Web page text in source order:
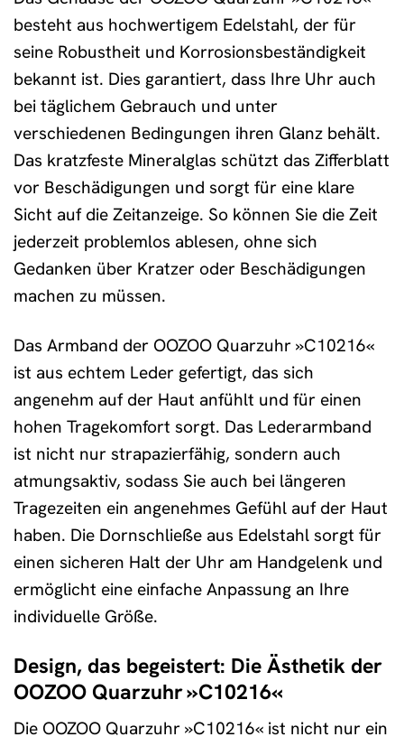
besteht aus hochwertigem Edelstahl, der für
seine Robustheit und Korrosionsbeständigkeit
bekannt ist. Dies garantiert, dass Ihre Uhr auch
bei täglichem Gebrauch und unter
verschiedenen Bedingungen ihren Glanz behält.
Das kratzfeste Mineralglas schützt das Zifferblatt
vor Beschädigungen und sorgt für eine klare
Sicht auf die Zeitanzeige. So können Sie die Zeit
jederzeit problemlos ablesen, ohne sich
Gedanken über Kratzer oder Beschädigungen
machen zu müssen.
Das Armband der OOZOO Quarzuhr »C10216«
ist aus echtem Leder gefertigt, das sich
angenehm auf der Haut anfühlt und für einen
hohen Tragekomfort sorgt. Das Lederarmband
ist nicht nur strapazierfähig, sondern auch
atmungsaktiv, sodass Sie auch bei längeren
Tragezeiten ein angenehmes Gefühl auf der Haut
haben. Die Dornschließe aus Edelstahl sorgt für
einen sicheren Halt der Uhr am Handgelenk und
ermöglicht eine einfache Anpassung an Ihre
individuelle Größe.
Design, das begeistert: Die Ästhetik der
OOZOO Quarzuhr »C10216«
Die OOZOO Quarzuhr »C10216« ist nicht nur ein